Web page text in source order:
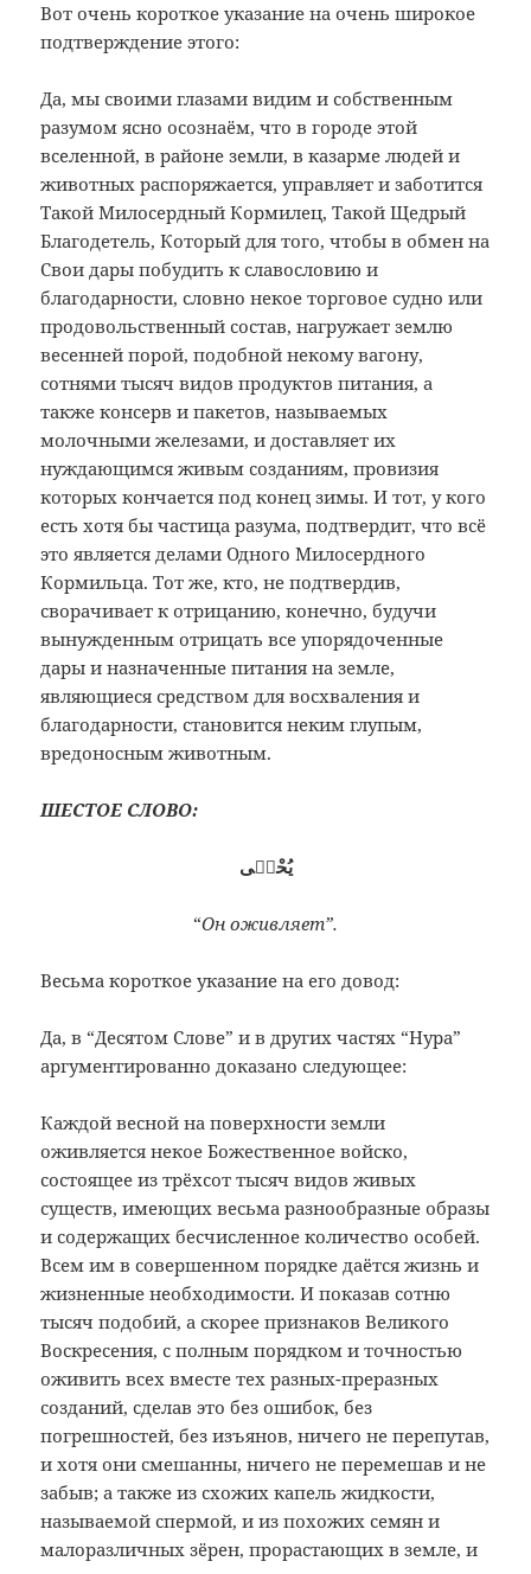
Вот очень короткое указание на очень широкое
подтверждение этого:
Да, мы своими глазами видим и собственным
разумом ясно осознаём, что в городе этой
вселенной, в районе земли, в казарме людей и
животных распоряжается, управляет и заботится
Такой Милосердный Кормилец, Такой Щедрый
Благодетель, Который для того, чтобы в обмен на
Свои дары побудить к славословию и
благодарности, словно некое торговое судно или
продовольственный состав, нагружает землю
весенней порой, подобной некому вагону,
сотнями тысяч видов продуктов питания, а
также консерв и пакетов, называемых
молочными железами, и доставляет их
нуждающимся живым созданиям, провизия
которых кончается под конец зимы. И тот, у кого
есть хотя бы частица разума, подтвердит, что всё
это является делами Одного Милосердного
Кормильца. Тот же, кто, не подтвердив,
сворачивает к отрицанию, конечно, будучи
вынужденным отрицать все упорядоченные
дары и назначенные питания на земле,
являющиеся средством для восхваления и
благодарности, становится неким глупым,
вредоносным животным.
ШЕСТОЕ СЛОВО:
يُحْيٖى
“Он оживляет”.
Весьма короткое указание на его довод:
Да, в “Десятом Слове” и в других частях “Нура”
аргументированно доказано следующее:
Каждой весной на поверхности земли
оживляется некое Божественное войско,
состоящее из трёхсот тысяч видов живых
существ, имеющих весьма разнообразные образы
и содержащих бесчисленное количество особей.
Всем им в совершенном порядке даётся жизнь и
жизненные необходимости. И показав сотню
тысяч подобий, а скорее признаков Великого
Воскресения, с полным порядком и точностью
оживить всех вместе тех разных-преразных
созданий, сделав это без ошибок, без
погрешностей, без изъянов, ничего не перепутав,
и хотя они смешанны, ничего не перемешав и не
забыв; а также из схожих капель жидкости,
называемой спермой, и из похожих семян и
малоразличных зёрен, прорастающих в земле, и